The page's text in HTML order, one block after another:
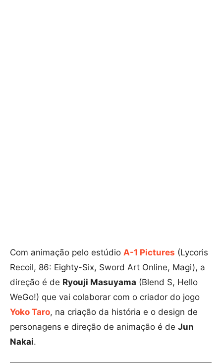
Com animação pelo estúdio A-1 Pictures (Lycoris
Recoil, 86: Eighty-Six, Sword Art Online, Magi), a
direção é de Ryouji Masuyama (Blend S, Hello
WeGo!) que vai colaborar com o criador do jogo
Yoko Taro, na criação da história e o design de
personagens e direção de animação é de Jun
Nakai.